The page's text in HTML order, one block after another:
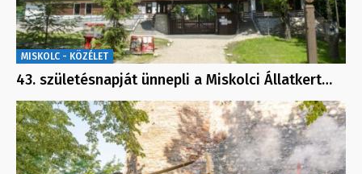
MISKOLC - KÖZÉLET
43. születésnapját ünnepli a Miskolci Állatkert…